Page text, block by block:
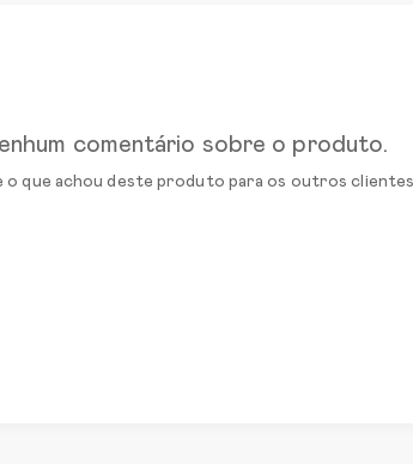
comentário sobre o produto.
o que achou deste produto para os outros